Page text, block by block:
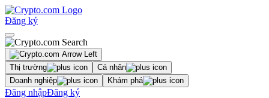
Đăng ký
Thị trường
Cá nhân
Doanh nghiệp
Khám phá
Đăng nhậpĐăng ký